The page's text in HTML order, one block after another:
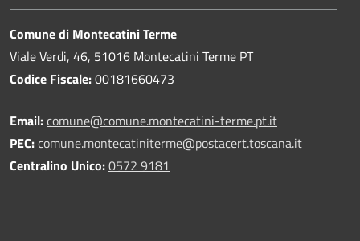
Comune di Montecatini Terme
Viale Verdi, 46, 51016 Montecatini Terme PT
Codice Fiscale:00181660473
Email:comune@comune.montecatini-terme.pt.it
PEC:comune.montecatiniterme@postacert.toscana.it
Centralino Unico:0572 9181